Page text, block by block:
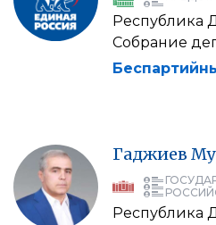
Республика
Собрание
Гаджиев
Республика